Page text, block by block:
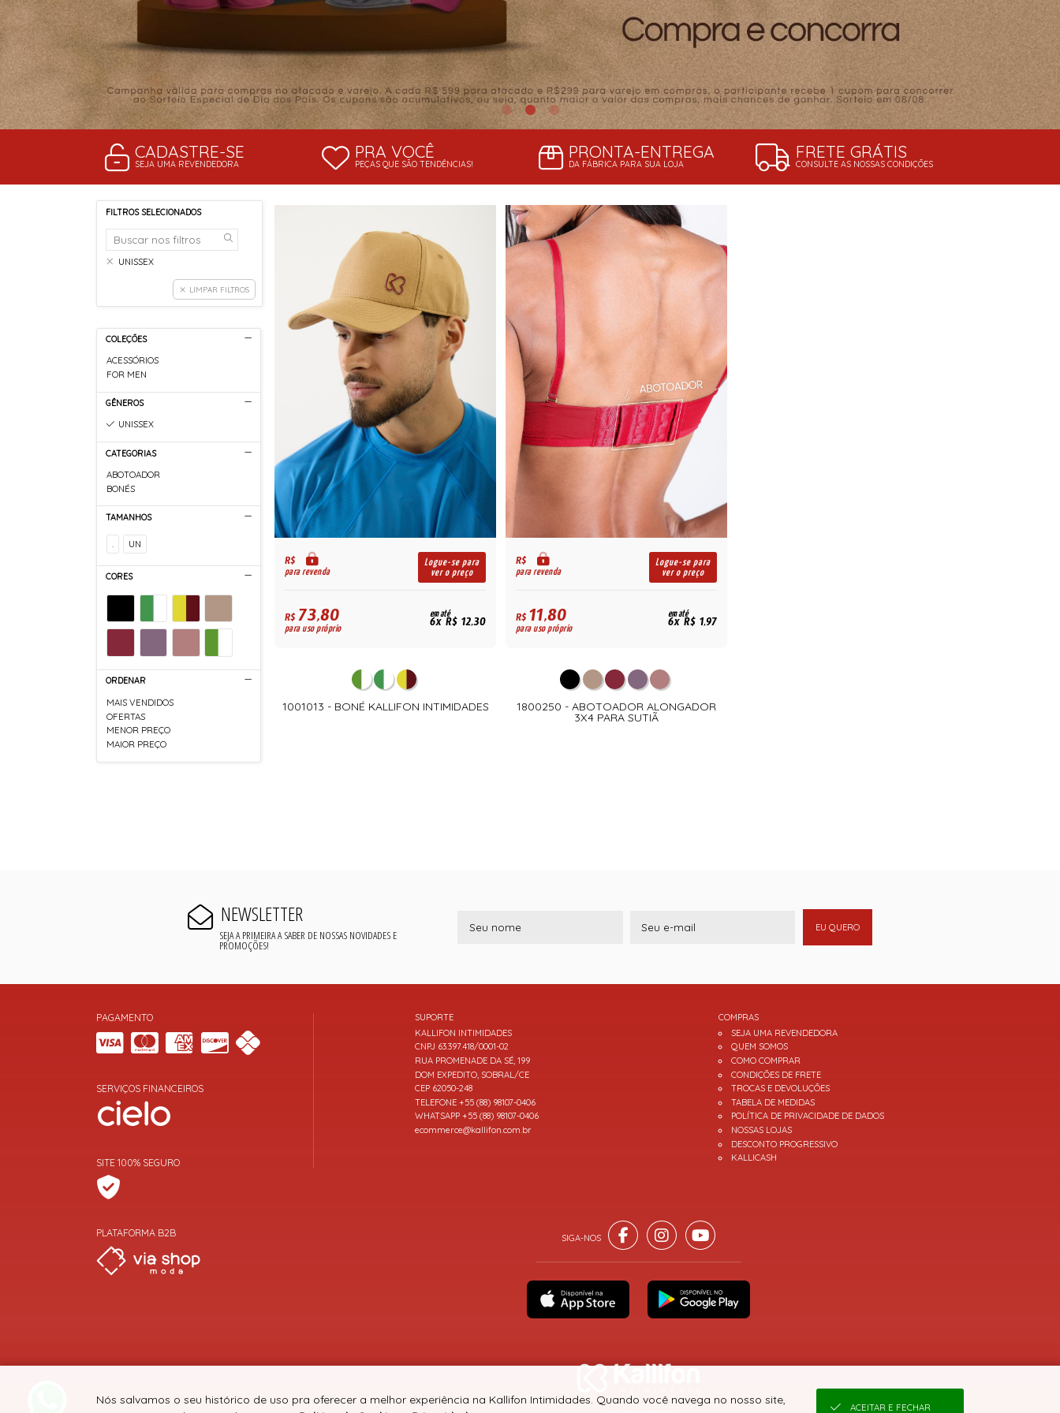
CADASTRE-SE
SEJA UMA REVENDEDORA
PRA VOCÊ
PEÇAS QUE SÃO TENDÊNCIAS!
PRONTA-ENTREGA
DA FÁBRICA PARA SUA LOJA
FRETE GRÁTIS
CONSULTE AS NOSSAS CONDIÇÕES
FILTROS SELECIONADOS
UNISSEX
LIMPAR FILTROS
COLEÇÕES
ACESSÓRIOS
FOR MEN
GÊNEROS
UNISSEX
CATEGORIAS
ABOTOADOR
BONÉS
TAMANHOS
UN
CORES
ORDENAR
MAIS VENDIDOS
OFERTAS
MENOR PREÇO
MAIOR PREÇO
R$
para revenda
Logue-se para
ver o preço
R$73,80
para uso próprio
em até
6x R$ 12,30
1001013 - BONÉ KALLIFON INTIMIDADES
R$
para revenda
Logue-se para
ver o preço
R$11,80
para uso próprio
em até
6x R$ 1,97
1800250 - ABOTOADOR ALONGADOR
3X4 PARA SUTIÃ
NEWSLETTER
SEJA A PRIMEIRA A SABER DE NOSSAS NOVIDADES E
PROMOÇÕES!
EU QUERO
PAGAMENTO
SERVIÇOS FINANCEIROS
SITE 100% SEGURO
PLATAFORMA B2B
SUPORTE
KALLIFON INTIMIDADES
CNPJ 63.397.418/0001-02
RUA PROMENADE DA SÉ, 199
DOM EXPEDITO, SOBRAL/CE
CEP 62050-248
TELEFONE +55 (88) 98107-0406
WHATSAPP +55 (88) 98107-0406
ecommerce@kallifon.com.br
COMPRAS
SEJA UMA REVENDEDORA
QUEM SOMOS
COMO COMPRAR
CONDIÇÕES DE FRETE
TROCAS E DEVOLUÇÕES
TABELA DE MEDIDAS
POLÍTICA DE PRIVACIDADE DE DADOS
NOSSAS LOJAS
DESCONTO PROGRESSIVO
KALLICASH
Nós salvamos o seu histórico de uso pra oferecer a melhor experiência na Kallifon Intimidades. Quando você navega no nosso site,
ACEITAR E FECHAR